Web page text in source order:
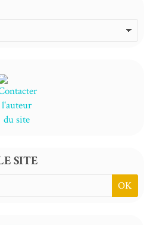
SITE
OK